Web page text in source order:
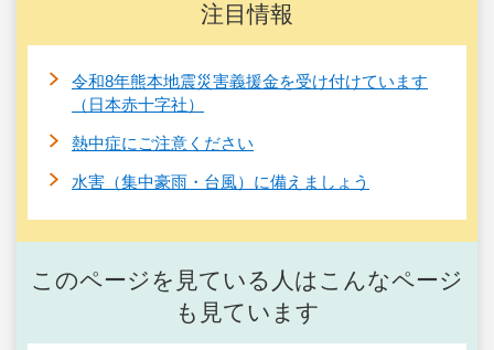
注目情報
令和8年熊本地震災害義援金を受け付けています
（日本赤十字社）
熱中症にご注意ください
水害（集中豪雨・台風）に備えましょう
このページを見ている人はこんなページ
も見ています